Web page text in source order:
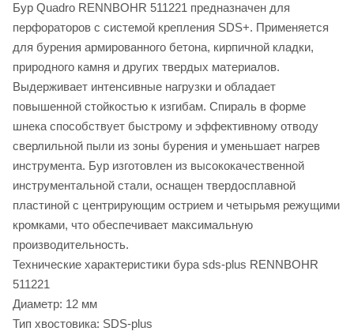
Бур Quadro RENNBOHR 511221 предназначен для
перфораторов с системой крепления SDS+. Применяется
для бурения армированного бетона, кирпичной кладки,
природного камня и других твердых материалов.
Выдерживает интенсивные нагрузки и обладает
повышенной стойкостью к изгибам. Спираль в форме
шнека способствует быстрому и эффективному отводу
сверлильной пыли из зоны бурения и уменьшает нагрев
инструмента. Бур изготовлен из высококачественной
инструментальной стали, оснащен твердосплавной
пластиной с центрирующим острием и четырьмя режущими
кромками, что обеспечивает максимальную
производительность.
Технические характеристики бура sds-plus RENNBOHR
511221
Диаметр: 12 мм
Тип хвостовика: SDS-plus